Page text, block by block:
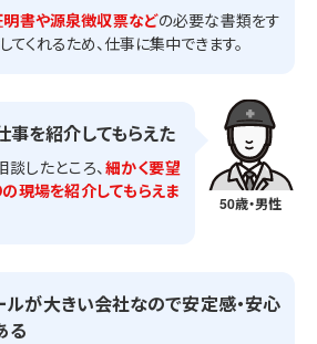
書や源泉徴収票などの必要な書類をす
てくれるため、仕事に集中できます。
50歳・男性
を紹介してもらえた
したところ、 細かく要望
現場を紹介してもらえま
ルが大きい会社なので安定感・安心
る